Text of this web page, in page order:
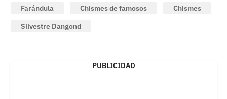
Farándula Chismes de famosos
Chismes
Silvestre Dangond
PUBLICIDAD